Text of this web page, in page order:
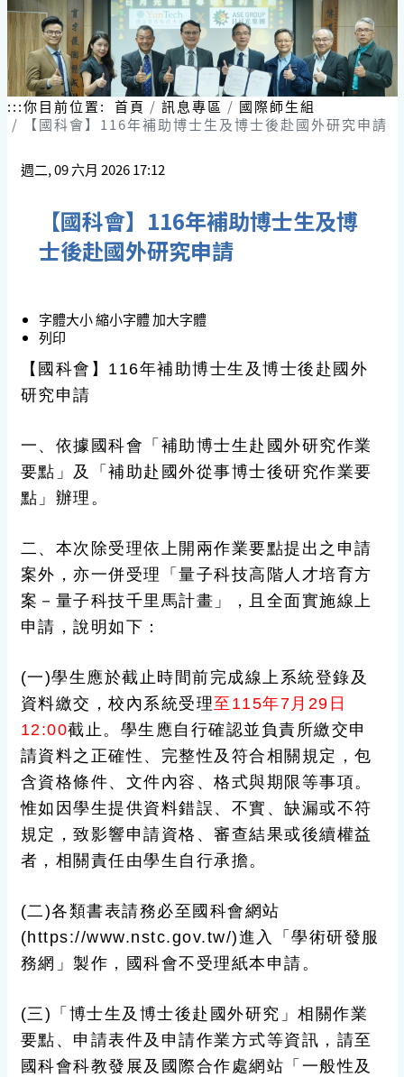
:::你目前位置: 首頁 訊息專區
國際師生組
【國科會】116年補助博士生及博士後赴國外研究申請
週二, 09 六月 2026 17:12
【國科會】116年補助博士生及博
士後赴國外研究申請
字體大小縮小字體加大字體
列印
【國科會】116年補助博士生及博士後赴國外
研究申請
一、依據國科會「補助博士生赴國外研究作業
要點」及「補助赴國外從事博士後研究作業要
點」辦理。
二、本次除受理依上開兩作業要點提出之申請
案外，亦一併受理「量子科技高階人才培育方
案－量子科技千里馬計畫」，且全面實施線上
申請，說明如下：
(一)學生應於截止時間前完成線上系統登錄及
資料繳交，校內系統受理至115年7月29日
12:00截止。學生應自行確認並負責所繳交申
請資料之正確性、完整性及符合相關規定，包
含資格條件、文件內容、格式與期限等事項。
惟如因學生提供資料錯誤、不實、缺漏或不符
規定，致影響申請資格、審查結果或後續權益
者，相關責任由學生自行承擔。
(二)各類書表請務必至國科會網站
(https://www.nstc.gov.tw/)進入「學術研發服
務網」製作，國科會不受理紙本申請。
(三)「博士生及博士後赴國外研究」相關作業
要點、申請表件及申請作業方式等資訊，請至
國科會科教發展及國際合作處網站「一般性及